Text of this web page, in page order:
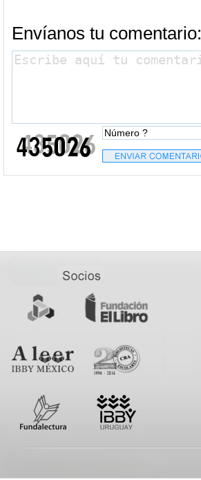
Envíanos tu comentario: